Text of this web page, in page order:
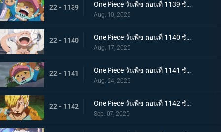
22 - 1139 One Piece วันพีช ตอนที่ 1139 ซับไทย เอ็กเฮดถูกทำลาย เริ่มต้นบัสเตอร์คอล
Aug. 10, 2025
22 - 1140 One Piece วันพีช ตอนที่ 1140 ซับไทย ฮีโร่ที่หลงใหล นักรบแห่งการปลดปล่อยผู้ช่วยเหลือบอนนี่
Aug. 17, 2025
22 - 1141 One Piece วันพีช ตอนที่ 1141 ซับไทย กองหนุนที่พึ่งพาได้ ดอรี่กับโบรกี้มาถึงแล้ว
Aug. 24, 2025
22 - 1142 One Piece วันพีช ตอนที่ 1142 ซับไทย ได้ยินแล้วตอบด้วย โลกเอ๋ย ข้อความของเวก้าพังค์
Sep. 07, 2025